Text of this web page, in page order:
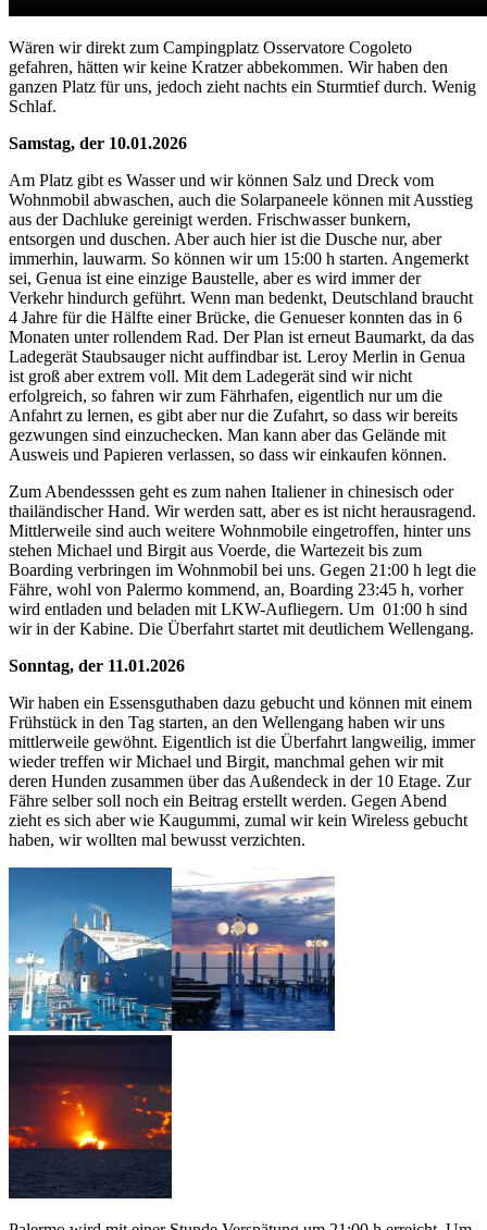
Wären wir direkt zum Campingplatz Osservatore Cogoleto
gefahren, hätten wir keine Kratzer abbekommen. Wir haben den
ganzen Platz für uns, jedoch zieht nachts ein Sturmtief durch. Wenig
Schlaf.
Samstag, der 10.01.2026
Am Platz gibt es Wasser und wir können Salz und Dreck vom
Wohnmobil abwaschen, auch die Solarpaneele können mit Ausstieg
aus der Dachluke gereinigt werden. Frischwasser bunkern,
entsorgen und duschen. Aber auch hier ist die Dusche nur, aber
immerhin, lauwarm. So können wir um 15:00 h starten. Angemerkt
sei, Genua ist eine einzige Baustelle, aber es wird immer der
Verkehr hindurch geführt. Wenn man bedenkt, Deutschland braucht
4 Jahre für die Hälfte einer Brücke, die Genueser konnten das in 6
Monaten unter rollendem Rad. Der Plan ist erneut Baumarkt, da das
Ladegerät Staubsauger nicht auffindbar ist. Leroy Merlin in Genua
ist groß aber extrem voll. Mit dem Ladegerät sind wir nicht
erfolgreich, so fahren wir zum Fährhafen, eigentlich nur um die
Anfahrt zu lernen, es gibt aber nur die Zufahrt, so dass wir bereits
gezwungen sind einzuchecken. Man kann aber das Gelände mit
Ausweis und Papieren verlassen, so dass wir einkaufen können.
Zum Abendesssen geht es zum nahen Italiener in chinesisch oder
thailändischer Hand. Wir werden satt, aber es ist nicht herausragend.
Mittlerweile sind auch weitere Wohnmobile eingetroffen, hinter uns
stehen Michael und Birgit aus Voerde, die Wartezeit bis zum
Boarding verbringen im Wohnmobil bei uns. Gegen 21:00 h legt die
Fähre, wohl von Palermo kommend, an, Boarding 23:45 h, vorher
wird entladen und beladen mit LKW-Aufliegern. Um 01:00 h sind
wir in der Kabine. Die Überfahrt startet mit deutlichem Wellengang.
Sonntag, der 11.01.2026
Wir haben ein Essensguthaben dazu gebucht und können mit einem
Frühstück in den Tag starten, an den Wellengang haben wir uns
mittlerweile gewöhnt. Eigentlich ist die Überfahrt langweilig, immer
wieder treffen wir Michael und Birgit, manchmal gehen wir mit
deren Hunden zusammen über das Außendeck in der 10 Etage. Zur
Fähre selber soll noch ein Beitrag erstellt werden. Gegen Abend
zieht es sich aber wie Kaugummi, zumal wir kein Wireless gebucht
haben, wir wollten mal bewusst verzichten.